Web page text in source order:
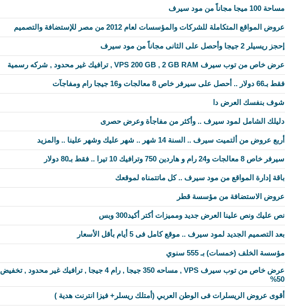
مساحة 100 ميجا مجاناً من مود سيرف
عروض المواقع المتكاملة للشركات والمؤسسات لعام 2012 من مصر للإستضافة والتصميم
إحجز ريسيلر 2 جيجا وأحصل على الثانى مجاناً من مود سيرف
عرض خاص من توب سيرف VPS 200 GB , 2 GB RAM , ترافيك غير محدود , شركه رسمية
فقط بـ66 دولار .. أحصل على سيرفر خاص 8 معالجات و16 جيجا رام ومفاجآت
شوف بنفسك العرض دا
دليلك الشامل لمود سيرف .. وأكثر من مفاجأة وعرض حصرى
أربع عروض من ألتميت سيرف .. السنة 14 شهر .. شهر عليك وشهر علينا .. والمزيد
سيرفر خاص 8 معالجات و24 رام و هاردين 750 وترافيك 10 تيرا .. فقط بـ80 دولار
باقة إدارة المواقع من مود سيرف .. كل ماتتمناه لموقعك
عروض الاستضافة من مؤسسة قطر
نص عليك ونص علينا العرض جديد ومميزات أكتر أكيد300 وبس
بعد التصميم الجديد لمود سيرف .. موقع كامل فى 5 أيام بأقل الأسعار
مؤسسة الخلف (خمسات) بـ 555 سنوي
عرض خاص من توب سيرف VPS , مساحه 350 جيجا , رام 4 جيجا , ترافيك غير محدود , تخفيض
50%
أقوى عروض الريسلرات فى الوطن العربي (أمتلك ريسلر+ فيزا انترنت هدية )